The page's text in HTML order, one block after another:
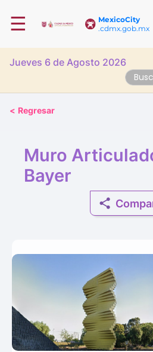
MexicoCity
.cdmx.gob.mx
☰
Jueves 6 de Agosto 2026
< Regresar
Muro
Bayer